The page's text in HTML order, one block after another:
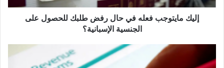
على
الجنسيةإليك مايتوجب فعله في حال رفض طلبك للحصول على
الجنسية الإسبانية؟
تقديم